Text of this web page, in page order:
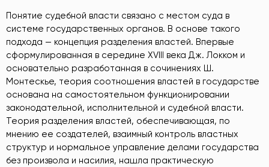
Понятие судебной власти связано с местом суда в
системе государственных органов. В основе такого
подхода — концепция разделения властей. Впервые
сформулированная в середине XVIII века Дж. Локком и
основательно разработанная в сочинениях Ш.
Монтескье, теория соотношения властей в государстве
основана на самостоятельном функционировании
законодательной, исполнительной и судебной власти.
Теория разделения властей, обеспечивающая, по
мнению ее создателей, взаимный контроль властных
структур и нормальное управление делами государства
без произвола и насилия, нашла практическую